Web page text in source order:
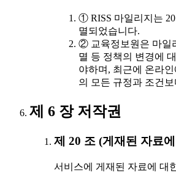
① RISS 마일리지는
멸되었습니다.
② 교육정보원은 마일
멸 등 정책의 변경에
야하며, 최근에 온라
의 모든 규정과 조건
제 6 장 저작권
제 20 조 (게재된 자료
서비스에 게재된 자료에 대